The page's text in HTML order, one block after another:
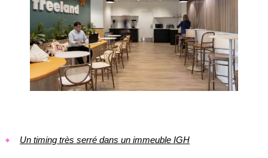
Un timing très serré dans un immeuble IGH